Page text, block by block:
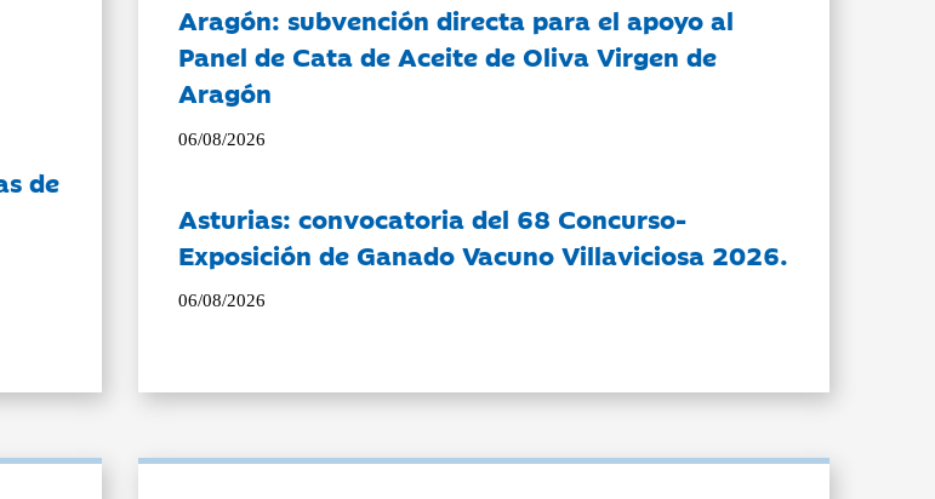
de
Aragón: subvención directa para el apoyo al
Panel de Cata de Aceite de Oliva Virgen de
Aragón
06/08/2026
Asturias: convocatoria del 68 Concurso-
Exposición de Ganado Vacuno Villaviciosa 2026.
06/08/2026